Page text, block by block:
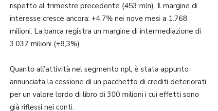
rispetto al trimestre precedente (453 mln). Il margine di
interesse cresce ancora: +4,7% nei nove mesi a 1.768
milioni. La banca registra un margine di intermediazione di
3.037 milioni (+8,3%).
Quanto all’attività nel segmento npl, è stata appunto
annunciata la cessione di un pacchetto di crediti deteriorati
per un valore lordo di libro di 300 milioni i cui effetti sono
già riflessi nei conti.